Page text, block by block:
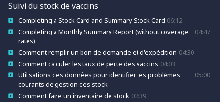
Suivi du stock de vaccins
Completing a Stock Card and Summary Stock Card 06:12
Completing a Monthly Summary Report (without coverage
rates)
04:47
Comment remplir un bon de demande et d'expédition 04:30
Comment calculer les taux de perte des vaccins 04:03
Utilisations des données pour identifier les problèmes
courants de gestion des stock
05:00
Comment faire un inventaire de stock 02:39